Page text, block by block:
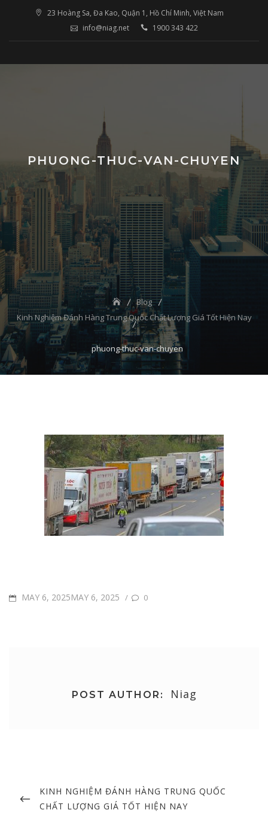
23 Hoàng Sa, Đa Kao, Quận 1, Hồ Chí Minh, Việt Nam
info@niag.net
1900 343 422
PHUONG-THUC-VAN-CHUYEN
Blog
Kinh Nghiệm Đánh Hàng Trung Quốc Chất Lượng Giá Tốt Hiện Nay
phuong-thuc-van-chuyen
POSTEDMAY 6, 2025MAY 6, 2025 / 0
POST AUTHOR: Niag
navigation
PREVIOUS
POST
KINH NGHIỆM ĐÁNH HÀNG TRUNG QUỐC
CHẤT LƯỢNG GIÁ TỐT HIỆN NAY